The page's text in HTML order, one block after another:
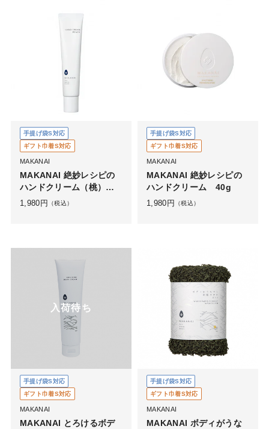
手提げ袋S対応
ギフト巾着S対応
MAKANAI
MAKANAI 絶妙レシピの
ハンドクリーム（桃）４
０ｇ
1,980 円 （税込）
手提げ袋S対応
ギフト巾着S対応
MAKANAI
MAKANAI 絶妙レシピの
ハンドクリーム 40g
1,980 円 （税込）
入荷待ち
手提げ袋S対応
ギフト巾着S対応
MAKANAI
MAKANAI とろけるボデ
手提げ袋S対応
ギフト巾着S対応
MAKANAI
MAKANAI ボディがうな